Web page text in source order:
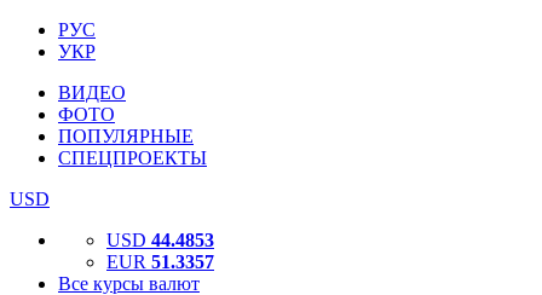
РУС
УКР
ВИДЕО
ФОТО
ПОПУЛЯРНЫЕ
СПЕЦПРОЕКТЫ
USD
USD 44.4853
EUR 51.3357
Все курсы валют